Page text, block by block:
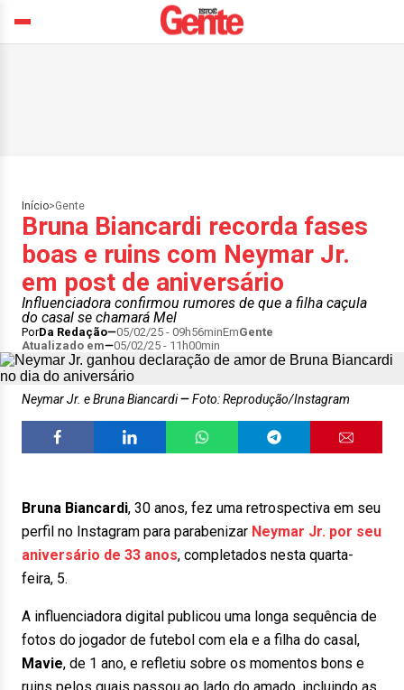
Início>Gente
Bruna Biancardi recorda fases
boas e ruins com Neymar Jr.
em post de aniversário
Influenciadora confirmou rumores de que a filha caçula
do casal se chamará Mel
PorDa Redação 05/02/25 - 09h56minEmGente
Atualizado em
05/02/25 - 11h00min
Neymar Jr. e Bruna Biancardi Foto: Reprodução/Instagram
Bruna Biancardi, 30 anos, fez uma retrospectiva em seu
perfil no Instagram para parabenizar Neymar Jr. por seu
aniversário de 33 anos, completados nesta quarta-
feira, 5.
A influenciadora digital publicou uma longa sequência de
fotos do jogador de futebol com ela e a filha do casal,
Mavie, de 1 ano, e refletiu sobre os momentos bons e